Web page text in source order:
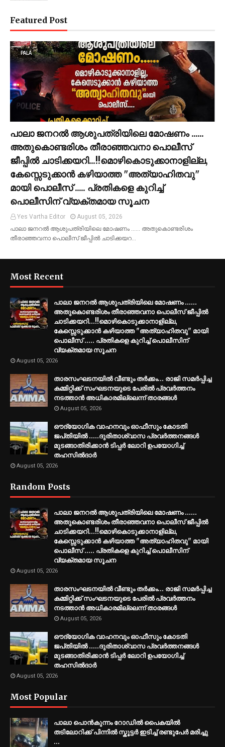
Featured Post
PALA
പാലാ ജനറൽ ആശുപത്രിയിലെ മോഷണം ......
അതുകൊണ്ടരിശം തീരാഞ്ഞവനാ പൊലീസ്
ജീപ്പില്‍ ചാടിക്കയറി...!!മൊഴികൊടുക്കാനാളില്ല,
കേസ്സെടുക്കാൻ കഴിയാത്ത "അത്യാഹിതവു"
മായി പൊലീസ് ..... പ്രതികളെ കുറിച്ച്
പൊലീസിന് വ്യക്തമായ സൂചന
Yes Vartha Editor
August 05, 2026
പാലാ ജനറൽ ആശുപത്രിയിലെ മോഷണം ...... അതുകൊണ്ടരിശം
തീരാഞ്ഞവനാ പൊലീസ് ജീപ്പില്‍ ചാടിക്കയറ…
Most Recent
പാലാ ജനറൽ ആശുപത്രിയിലെ മോഷണം ......
അതുകൊണ്ടരിശം തീരാഞ്ഞവനാ പൊലീസ് ജീപ്പില്‍
ചാടിക്കയറി...!!മൊഴികൊടുക്കാനാളില്ല,
കേസ്സെടുക്കാൻ കഴിയാത്ത "അത്യാഹിതവു" മായി
പൊലീസ് ..... പ്രതികളെ കുറിച്ച് പൊലീസിന്
വ്യക്തമായ സൂചന
August 05, 2026
താരസംഘടനയിൽ വീണ്ടും തർക്കം… രാജി സമര്‍പ്പിച്ച
കമ്മിറ്റിക്ക് സംഘടനയുടെ പേരില്‍ പ്രവര്‍ത്തനം
നടത്താന്‍ അധികാരമില്ലെന്ന് താരങ്ങൾ
August 05, 2026
ഔദ്യോഗിക വാഹനവും ഓഫീസും കോടതി
ജപ്‌തിയിൽ .....ദുരിതാശ്വാസ പ്രവർത്തനങ്ങൾ
മുടങ്ങാതിരിക്കാൻ ടിപ്പർ ലോറി ഉപയോഗിച്ച്
തഹസിൽദാർ
August 05, 2026
Random Posts
പാലാ ജനറൽ ആശുപത്രിയിലെ മോഷണം ......
അതുകൊണ്ടരിശം തീരാഞ്ഞവനാ പൊലീസ് ജീപ്പില്‍
ചാടിക്കയറി...!!മൊഴികൊടുക്കാനാളില്ല,
കേസ്സെടുക്കാൻ കഴിയാത്ത "അത്യാഹിതവു" മായി
പൊലീസ് ..... പ്രതികളെ കുറിച്ച് പൊലീസിന്
വ്യക്തമായ സൂചന
August 05, 2026
താരസംഘടനയിൽ വീണ്ടും തർക്കം… രാജി സമര്‍പ്പിച്ച
കമ്മിറ്റിക്ക് സംഘടനയുടെ പേരില്‍ പ്രവര്‍ത്തനം
നടത്താന്‍ അധികാരമില്ലെന്ന് താരങ്ങൾ
August 05, 2026
ഔദ്യോഗിക വാഹനവും ഓഫീസും കോടതി
ജപ്‌തിയിൽ .....ദുരിതാശ്വാസ പ്രവർത്തനങ്ങൾ
മുടങ്ങാതിരിക്കാൻ ടിപ്പർ ലോറി ഉപയോഗിച്ച്
തഹസിൽദാർ
August 05, 2026
Most Popular
പാലാ പൊൻകുന്നം റോഡിൽ പൈകയിൽ
തടിലോറിക്ക് പിന്നിൽ സ്കൂട്ടർ ഇടിച്ച് രണ്ടുപേർ മരിച്ചു
...